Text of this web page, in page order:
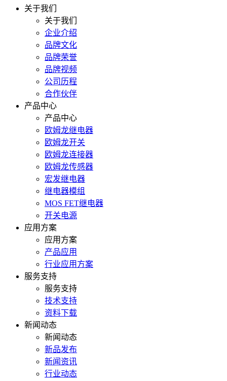
关于我们
关于我们
企业介绍
品牌文化
品牌荣誉
品牌视频
公司历程
合作伙伴
产品中心
产品中心
欧姆龙继电器
欧姆龙开关
欧姆龙连接器
欧姆龙传感器
宏发继电器
继电器模组
MOS FET继电器
开关电源
应用方案
应用方案
产品应用
行业应用方案
服务支持
服务支持
技术支持
资料下载
新闻动态
新闻动态
新品发布
新闻资讯
行业动态